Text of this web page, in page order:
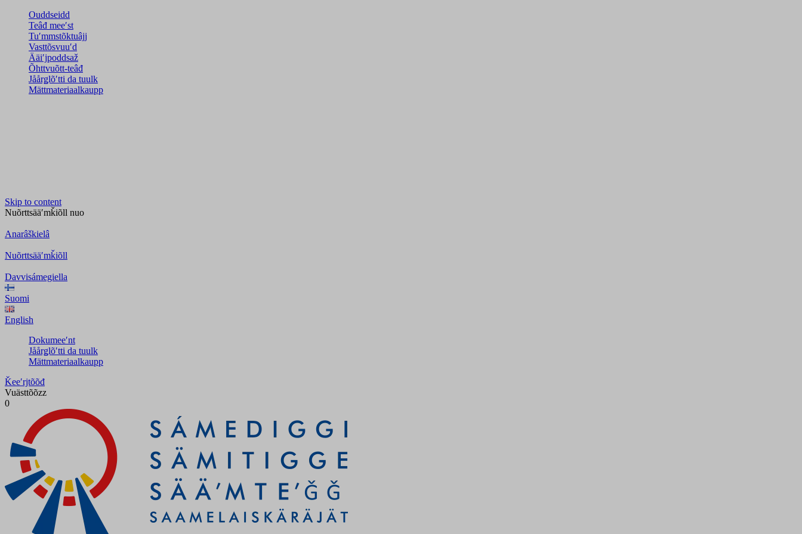
Ouddseidd
Teâđ meeʹst
Tuʹmmstõktuâjj
Vasttõsvuuʹd
Ääiʹjpoddsaž
Õhttvuõtt-teâđ
Jåårǥlõʹtti da tuulk
Mättmateriaalkaupp
Skip to content
Nuõrttsääʹmǩiõll nuo
Anarâškielâ
Nuõrttsääʹmǩiõll
Davvisámegiella
Suomi
English
Dokumeeʹnt
Jåårǥlõʹtti da tuulk
Mättmateriaalkaupp
Ǩeeʹrjtõõđ
Vuästtõõzz
0